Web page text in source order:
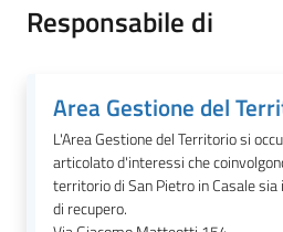
argomenti...
Responsabile di
Area Gestione del
L'Area Gestione del Territorio si
articolato d'interessi che
territorio di San Pietro in Casale
di recupero.